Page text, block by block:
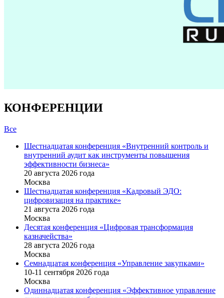
КОНФЕРЕНЦИИ
Все
Шестнадцатая конференция «Внутренний контроль и
внутренний аудит как инструменты повышения
эффективности бизнеса»
20 августа 2026 года
Москва
Шестнадцатая конференция «Кадровый ЭДО:
цифровизация на практике»
21 августа 2026 года
Москва
Десятая конференция «Цифровая трансформация
казначейства»
28 августа 2026 года
Москва
Семнадцатая конференция «Управление закупками»
10-11 сентября 2026 года
Москва
Одиннадцатая конференция «Эффективное управление